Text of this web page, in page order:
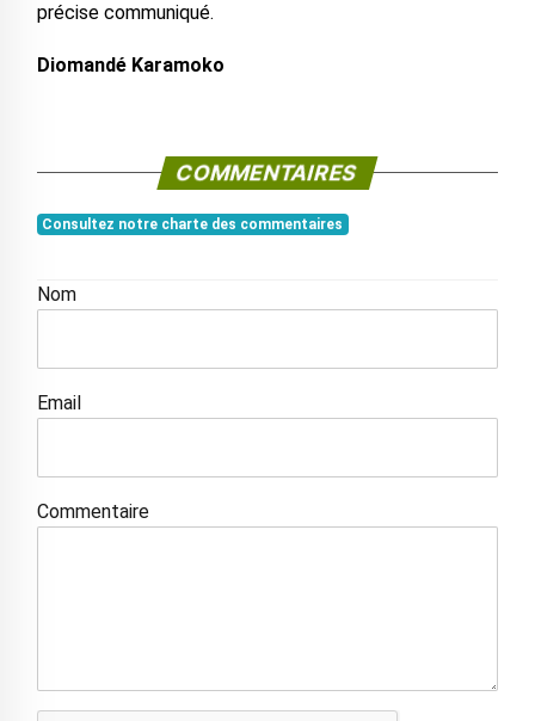
précise communiqué.
Diomandé Karamoko
COMMENTAIRES
Consultez notre charte des commentaires
Nom
Email
Commentaire